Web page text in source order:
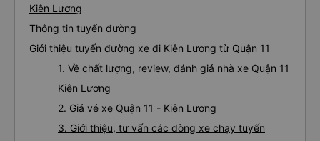
Kiên Lương
Thông tin tuyến đường
Giới thiệu tuyến đường xe đi Kiên Lương từ Quận 11
1. Về chất lượng, review, đánh giá nhà xe Quận 11
Kiên Lương
2. Giá vé xe Quận 11 - Kiên Lương
3. Giới thiệu, tư vấn các dòng xe chạy tuyến